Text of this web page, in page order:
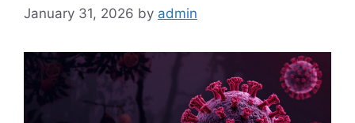
January 31, 2026 by admin